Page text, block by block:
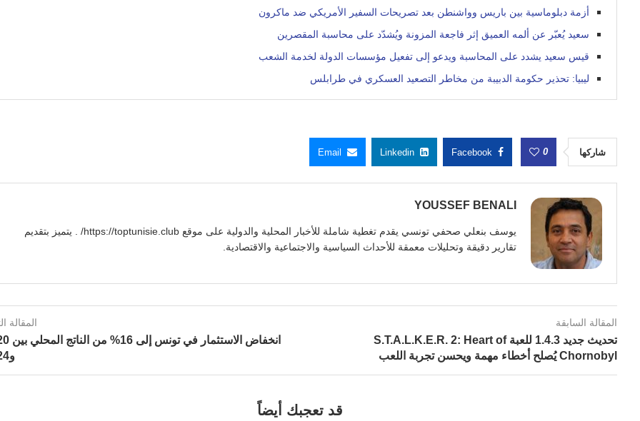
أزمة دبلوماسية بين باريس وواشنطن بعد تصريحات السفير الأمريكي ضد ماكرون
سعيد يُعبّر عن ألمه العميق إثر فاجعة المزونة ويُشدّد على محاسبة المقصرين
قيس سعيد يشدد على المحاسبة ويدعو إلى تفعيل مؤسسات الدولة لخدمة الشعب
ليبيا: تحذير حكومة الدبيبة من مخاطر التصعيد العسكري في طرابلس
شاركها 0
Facebook
Linkedin
Email
YOUSSEF BENALI
يوسف بنعلي صحفي تونسي يقدم تغطية شاملة للأخبار المحلية والدولية على موقع https://toptunisie.club/ . يتميز بتقديم
تقارير دقيقة وتحليلات معمقة للأحداث السياسية والاجتماعية والاقتصادية.
المقالة السابقة
تحديث جديد 1.4.3 للعبة S.T.A.L.K.E.R. 2: Heart of
Chornobyl يُصلح أخطاء مهمة ويحسن تجربة اللعب
المقالة
انخفاض
و2024
قد تعجبك أيضاً